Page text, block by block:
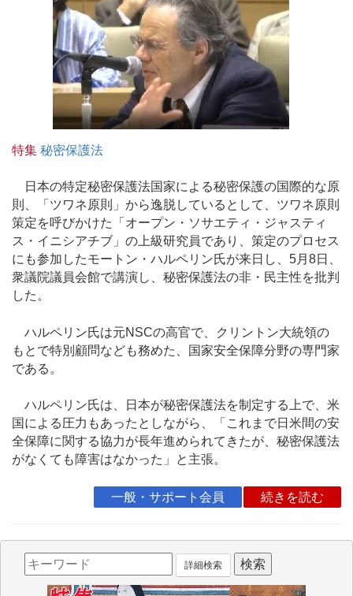
特集 秘密保護法
日本の特定秘密保護法国家による秘密保護の国際的な原
則、「ツワネ原則」から逸脱しているとして、ツワネ原則
策定を呼びかけた「オープン・ソサエティ・ジャスティ
ス・イニシアチブ」の上級研究員であり、策定のプロセス
にも参加したモートン・ハルペリン氏が来日し、5月8日、
衆議院議員会館で講演し、秘密保護法の非・民主性を批判
した。
ハルペリン氏は元NSCの高官で、クリントン大統領の
もとで特別顧問なども務めた、国家安全保障分野の専門家
である。
ハルペリン氏は、日本が秘密保護法を制定する上で、米
国による圧力もあったとしながら、「これまで日米間の安
全保障に関する協力が長年進められてきたが、秘密保護法
がなくても障害はなかった」と主張。
一般・サポート会員 続きを読む
詳細検索